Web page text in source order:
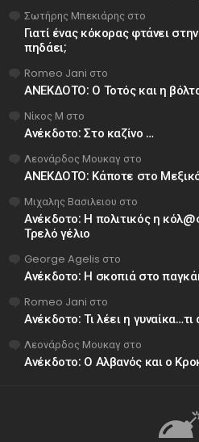
Σωτήρης Μπεκιάρης στο
Γιατί ένας κόκορας φτάνει
πηδάει;
Romeo Jani στο
ΑΝΕΚΔΟΤΟ: Ο Τοτός και η
Νίκος Μ στο
Ανέκδοτο: Στο καζίνο …
Λεονάρδος Μουκαγ στο
ΑΝΕΚΔΟΤΟ: Κάποτε στο
Μιχαλης Βασιλειου στο
Ανέκδοτο: Η πολιτικός η
Τρελό γέλιο
George Agelis στο
Ανέκδοτο: Η σκοπιά στο
Romeo Jani στο
Ανέκδοτο: Τι λέει η
Λεονάρδος Μουκαγ στο
Ανέκδοτο: Ο Αλβανός και ο